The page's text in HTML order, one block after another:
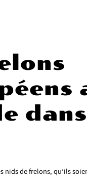
nids de frelons, qu’ils